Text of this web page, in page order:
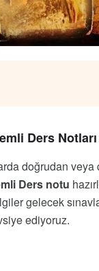
Ders Notları
doğrudan
Ders notu
gelecek
ediyoruz.